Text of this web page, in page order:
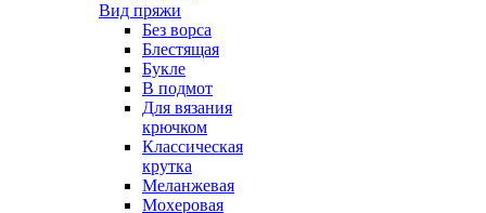
Вид пряжи
Без ворса
Блестящая
Букле
В подмот
Для вязания
крючком
Классическая
крутка
Меланжевая
Мохеровая